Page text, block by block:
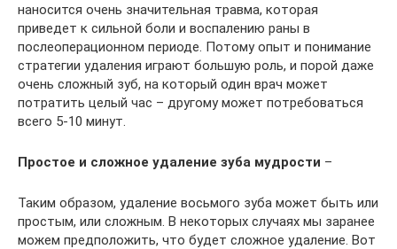
наносится очень значительная травма, которая
приведет к сильной боли и воспалению раны в
послеоперационном периоде. Потому опыт и понимание
стратегии удаления играют большую роль, и порой даже
очень сложный зуб, на который один врач может
потратить целый час – другому может потребоваться
всего 5-10 минут.
Простое и сложное удаление зуба мудрости –
Таким образом, удаление восьмого зуба может быть или
простым, или сложным. В некоторых случаях мы заранее
можем предположить, что будет сложное удаление. Вот